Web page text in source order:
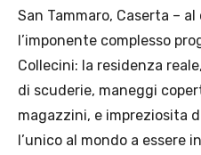
San Tammaro, Caserta –
l’imponente complesso
Collecini: la residenza
di scuderie, maneggi
magazzini, e impreziosita
l’unico al mondo a essere